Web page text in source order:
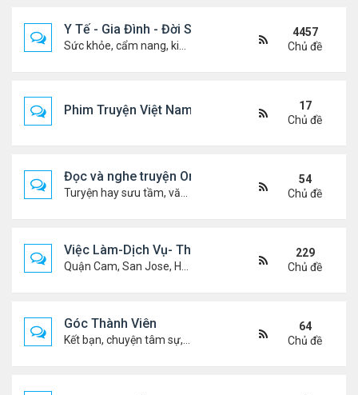
Y Tế - Gia Đình - Đời Sống
4457
Chủ đề
Phim Truyện Việt Nam Online
17
Chủ đề
Đọc và nghe truyện Online
54
Chủ đề
Việc Làm-Dịch Vụ- Thuê Nhà
229
Chủ đề
Góc Thành Viên
64
Chủ đề